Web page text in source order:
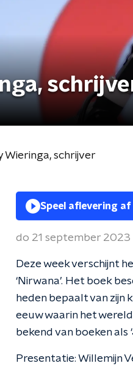
Wieringa, schrijver
Speel aflevering af
do 21 september 2023
Deze week verschijnt
‘Nirwana’. Het boek
heden bepaalt van zijn
eeuw waarin het
bekend van boeken als
Presentatie: Willemijn